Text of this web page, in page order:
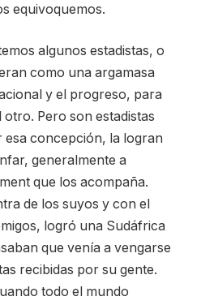
equivoquemos.
algunos estadistas, o
como una argamasa
y el progreso, para
Pero son estadistas
esa concepción, la logran
generalmente a
que los acompaña.
de los suyos y con el
logró una Sudáfrica
que venía a vengarse
recibidas por su gente.
todo el mundo